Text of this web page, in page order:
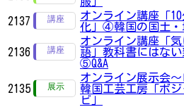
2137
オンライン講座「
化」④韓国の国土・
2136
オンライン講座「
語」教科書にはな
⑤Q&A
2135
オンライン展示会
韓国工芸工房「ボ
ビ」